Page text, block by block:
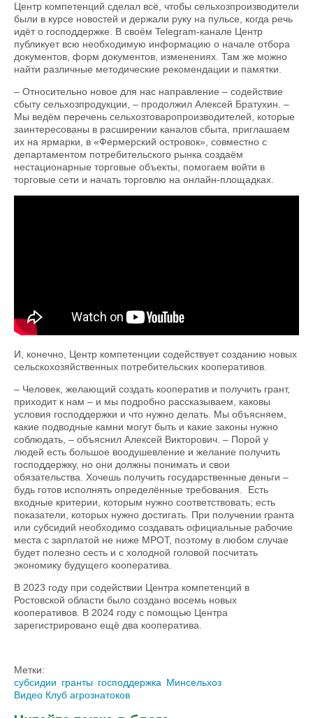
Центр компетенций сделал всё, чтобы сельхозпроизводители
были в курсе новостей и держали руку на пульсе, когда речь
идёт о господдержке. В своём Telegram-канале Центр
публикует всю необходимую информацию о начале отбора
документов, форм документов, изменениях. Там же можно
найти различные методические рекомендации и памятки.
– Относительно новое для нас направление – содействие
сбыту сельхозпродукции, – продолжил Алексей Братухин. –
Мы ведём перечень сельхозтоваропроизводителей, которые
заинтересованы в расширении каналов сбыта, приглашаем
их на ярмарки, в «Фермерский островок», совместно с
департаментом потребительского рынка создаём
нестационарные торговые объекты, помогаем войти в
торговые сети и начать торговлю на онлайн-площадках.
И, конечно, Центр компетенции содействует созданию новых
сельскохозяйственных потребительских кооперативов.
– Человек, желающий создать кооператив и получить грант,
приходит к нам – и мы подробно рассказываем, каковы
условия господдержки и что нужно делать. Мы объясняем,
какие подводные камни могут быть и какие законы нужно
соблюдать, – объяснил Алексей Викторович. – Порой у
людей есть большое воодушевление и желание получить
господдержку, но они должны понимать и свои
обязательства. Хочешь получить государственные деньги –
будь готов исполнять определённые требования. Есть
входные критерии, которым нужно соответствовать; есть
показатели, которых нужно достигать. При получении гранта
или субсидий необходимо создавать официальные рабочие
места с зарплатой не ниже МРОТ, поэтому в любом случае
будет полезно сесть и с холодной головой посчитать
экономику будущего кооператива.
В 2023 году при содействии Центра компетенций в
Ростовской области было создано восемь новых
кооперативов. В 2024 году с помощью Центра
зарегистрировано ещё два кооператива.
Метки:
субсидии гранты господдержка Минсельхоз
Видео Клуб агрознатоков